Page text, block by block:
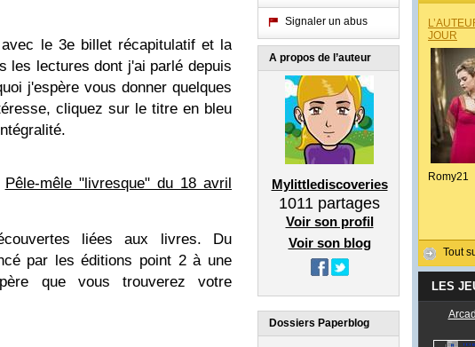
le 3e billet récapitulatif et la
les lectures dont j'ai parlé depuis
j'espère vous donner quelques
cliquez sur le titre en bleu
Pêle-mêle "livresque" du 18 avril
liées aux livres. Du
par les éditions point 2 à une
que vous trouverez votre
Signaler un abus
A propos de l’auteur
Mylittlediscoveries
1011 partages
Voir son profil
Voir son blog
Dossiers Paperblog
JOUR
Romy21
Tout
LES